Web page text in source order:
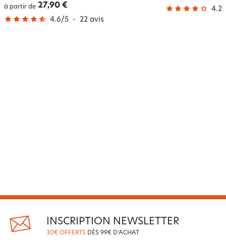
à partir de 27,90 €
4.6/5 - 22 avis
4.2
INSCRIPTION NEWSLETTER
30€ OFFERTS DÈS 99€ D'ACHAT